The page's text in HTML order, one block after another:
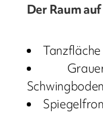
Der Raum
Schwingboden